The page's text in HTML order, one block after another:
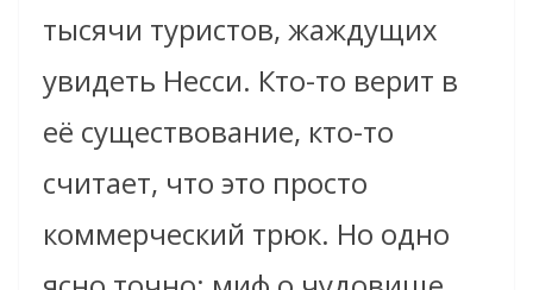
тысячи туристов, жаждущих
увидеть Несси. Кто-то верит в
её существование, кто-то
считает, что это просто
коммерческий трюк. Но одно